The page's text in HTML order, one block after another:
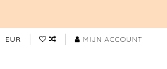
EUR MIJN ACCOUNT